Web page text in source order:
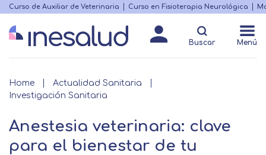
Skip
main
content
Menú
destacado
Curso de Auxiliar de Veterinaria Curso en Fisioterapia Neurológica
Buscar Menú
Breadcrumb
Home
Actualidad Sanitaria
Investigación Sanitaria
Anestesia veterinaria: clave
para el bienestar de tu
Matricularme